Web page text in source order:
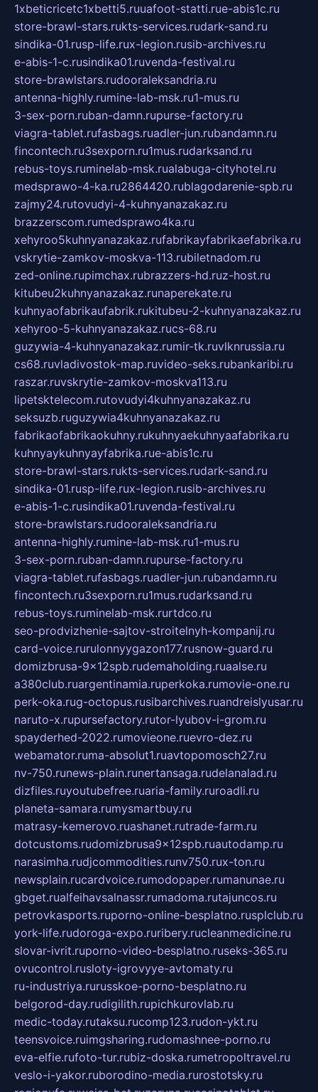
1xbeticricetc1xbetti5.ruuafoot-statti.rue-abis1c.ru
store-brawl-stars.rukts-services.rudark-sand.ru
sindika-01.rusp-life.rux-legion.rusib-archives.ru
e-abis-1-c.rusindika01.ruvenda-festival.ru
store-brawlstars.rudooraleksandria.ru
antenna-highly.rumine-lab-msk.ru1-mus.ru
3-sex-porn.ruban-damn.rupurse-factory.ru
viagra-tablet.rufasbags.ruadler-jun.rubandamn.ru
fincontech.ru3sexporn.ru1mus.rudarksand.ru
rebus-toys.ruminelab-msk.rualabuga-cityhotel.ru
medsprawo-4-ka.ru2864420.rublagodarenie-spb.ru
zajmy24.rutovudyi-4-kuhnyanazakaz.ru
brazzerscom.rumedsprawo4ka.ru
xehyroo5kuhnyanazakaz.rufabrikayfabrikaefabrika.ru
vskrytie-zamkov-moskva-113.rubiletnadom.ru
zed-online.rupimchax.rubrazzers-hd.ruz-host.ru
kitubeu2kuhnyanazakaz.runaperekate.ru
kuhnyaofabrikaufabrik.rukitubeu-2-kuhnyanazakaz.ru
xehyroo-5-kuhnyanazakaz.rucs-68.ru
guzywia-4-kuhnyanazakaz.rumir-tk.ruvlknrussia.ru
cs68.ruvladivostok-map.ruvideo-seks.rubankaribi.ru
raszar.ruvskrytie-zamkov-moskva113.ru
lipetsktelecom.rutovudyi4kuhnyanazakaz.ru
seksuzb.ruguzywia4kuhnyanazakaz.ru
fabrikaofabrikaokuhny.rukuhnyaekuhnyaafabrika.ru
kuhnyaykuhnyayfabrika.rue-abis1c.ru
store-brawl-stars.rukts-services.rudark-sand.ru
sindika-01.rusp-life.rux-legion.rusib-archives.ru
e-abis-1-c.rusindika01.ruvenda-festival.ru
store-brawlstars.rudooraleksandria.ru
antenna-highly.rumine-lab-msk.ru1-mus.ru
3-sex-porn.ruban-damn.rupurse-factory.ru
viagra-tablet.rufasbags.ruadler-jun.rubandamn.ru
fincontech.ru3sexporn.ru1mus.rudarksand.ru
rebus-toys.ruminelab-msk.rurtdco.ru
seo-prodvizhenie-sajtov-stroitelnyh-kompanij.ru
card-voice.rurulonnyygazon177.rusnow-guard.ru
domizbrusa-9x12spb.rudemaholding.ruaalse.ru
a380club.ruargentinamia.ruperkoka.rumovie-one.ru
perk-oka.rug-octopus.rusibarchives.ruandreislyusar.ru
naruto-x.rupursefactory.rutor-lyubov-i-grom.ru
spayderhed-2022.rumovieone.ruevro-dez.ru
webamator.ruma-absolut1.ruavtopomosch27.ru
nv-750.runews-plain.runertansaga.rudelanalad.ru
dizfiles.ruyoutubefree.ruaria-family.ruroadli.ru
planeta-samara.rumysmartbuy.ru
matrasy-kemerovo.ruashanet.rutrade-farm.ru
dotcustoms.rudomizbrusa9x12spb.ruautodamp.ru
narasimha.rudjcommodities.runv750.rux-ton.ru
newsplain.rucardvoice.rumodopaper.rumanunae.ru
gbget.rualfeihavsalnassr.rumadoma.rutajuncos.ru
petrovkasports.ruporno-online-besplatno.rusplclub.ru
york-life.rudoroga-expo.ruribery.rucleanmedicine.ru
slovar-ivrit.ruporno-video-besplatno.ruseks-365.ru
ovucontrol.rusloty-igrovyye-avtomaty.ru
ru-industriya.rurusskoe-porno-besplatno.ru
belgorod-day.rudigilith.rupichkurovlab.ru
medic-today.rutaksu.rucomp123.rudon-ykt.ru
teensvoice.ruimgsharing.rudomashnee-porno.ru
eva-elfie.rufoto-tur.rubiz-doska.rumetropoltravel.ru
veslo-i-yakor.ruborodino-media.rurostotsky.ru